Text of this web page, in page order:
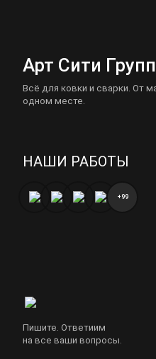
Арт Сити Групп
Всё для ковки и сварки. От
одном месте.
НАШИ РАБОТЫ
+99
Пишите. Ответиим
на все ваши вопросы.